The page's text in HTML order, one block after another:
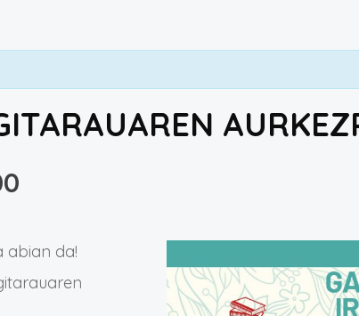
abian da!